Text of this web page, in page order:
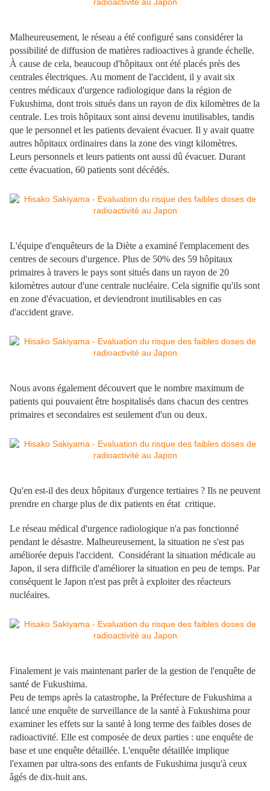
Malheureusement, le réseau a été configuré sans considérer la
possibilité de diffusion de matières radioactives à grande échelle.
À cause de cela, beaucoup d'hôpitaux ont été placés près des
centrales électriques. Au moment de l'accident, il y avait six
centres médicaux d'urgence radiologique dans la région de
Fukushima, dont trois situés dans un rayon de dix kilomètres de la
centrale. Les trois hôpitaux sont ainsi devenu inutilisables, tandis
que le personnel et les patients devaient évacuer. Il y avait quatre
autres hôpitaux ordinaires dans la zone des vingt kilomètres.
Leurs personnels et leurs patients ont aussi dû évacuer. Durant
cette évacuation, 60 patients sont décédés.
L'équipe d'enquêteurs de la Diète a examiné l'emplacement des
centres de secours d'urgence. Plus de 50% des 59 hôpitaux
primaires à travers le pays sont situés dans un rayon de 20
kilomètres autour d'une centrale nucléaire. Cela signifie qu'ils sont
en zone d'évacuation, et deviendront inutilisables en cas
d'accident grave.
Nous avons également découvert que le nombre maximum de
patients qui pouvaient être hospitalisés dans chacun des centres
primaires et secondaires est seulement d'un ou deux.
Qu'en est-il des deux hôpitaux d'urgence tertiaires ? Ils ne peuvent
prendre en charge plus de dix patients en état critique.
Le réseau médical d'urgence radiologique n'a pas fonctionné
pendant le désastre. Malheureusement, la situation ne s'est pas
améliorée depuis l'accident. Considérant la situation médicale au
Japon, il sera difficile d'améliorer la situation en peu de temps. Par
conséquent le Japon n'est pas prêt à exploiter des réacteurs
nucléaires.
Finalement je vais maintenant parler de la gestion de l'enquête de
santé de Fukushima.
Peu de temps après la catastrophe, la Préfecture de Fukushima a
lancé une enquête de surveillance de la santé à Fukushima pour
examiner les effets sur la santé à long terme des faibles doses de
radioactivité. Elle est composée de deux parties : une enquête de
base et une enquête détaillée. L'enquête détaillée implique
l'examen par ultra-sons des enfants de Fukushima jusqu'à ceux
âgés de dix-huit ans.